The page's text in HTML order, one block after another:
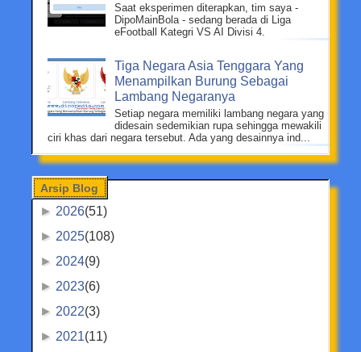
Saat eksperimen diterapkan, tim saya -
DipoMainBola - sedang berada di Liga
eFootball Kategri VS AI Divisi 4.
Tiga Negara Asia Tenggara Yang
Menampilkan Burung Sebagai
Lambang Negaranya
Setiap negara memiliki lambang negara yang
didesain sedemikian rupa sehingga mewakili
ciri khas dari negara tersebut. Ada yang desainnya ind...
Arsip Blog
► 2026(51)
► 2025(108)
► 2024(9)
► 2023(6)
► 2022(3)
► 2021(11)